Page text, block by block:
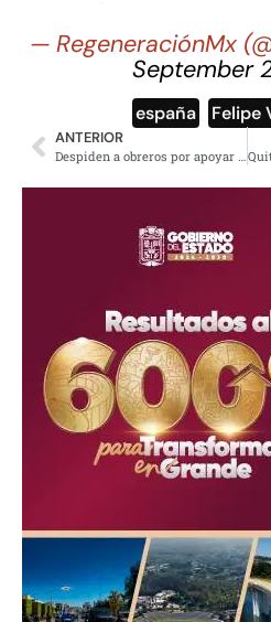
— RegeneraciónMx
September
españa Felipe
ANTERIOR
Despiden a obreros por apoyar búsqueda de desparecido en Prime Wheel